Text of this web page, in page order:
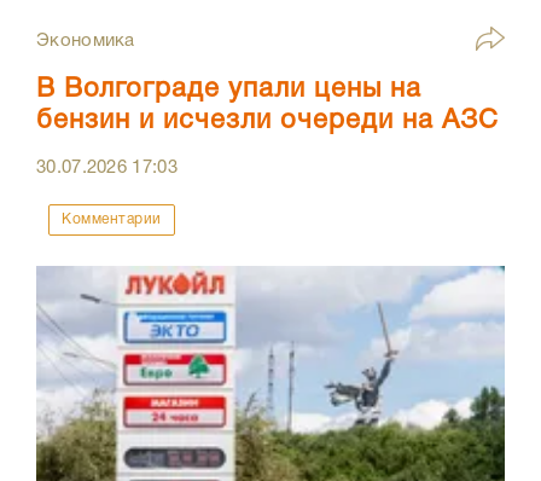
Экономика
В Волгограде упали цены на
бензин и исчезли очереди на АЗС
30.07.2026 17:03
Комментарии